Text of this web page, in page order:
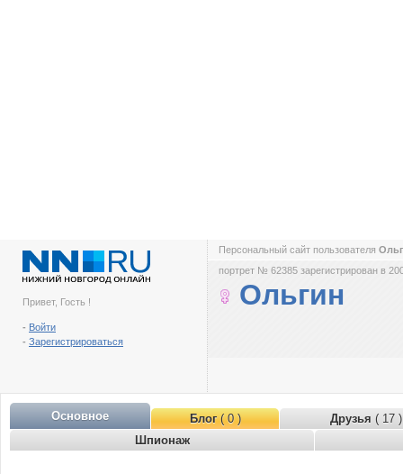
Привет, Гость !
- Войти
- Зарегистрироваться
Персональный сайт пользователя
портрет № 62385 зарегистрирован в
Ольгин
Основное Блог( 0 ) Друзья ( 17 )
Шпионаж